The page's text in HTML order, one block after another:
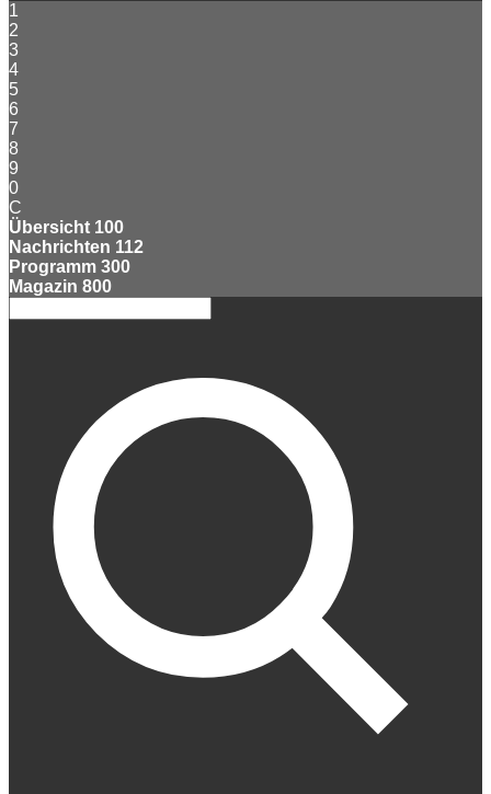
1
2
3
4
5
6
7
8
9
0
C
Übersicht 100
Nachrichten 112
Programm 300
Magazin 800